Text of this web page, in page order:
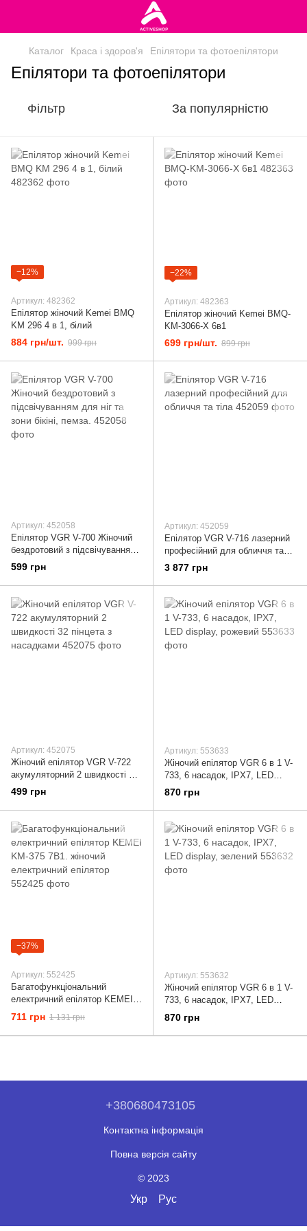
Каталог Краса і здоров'я Епілятори та фотоепілятори
Епілятори та фотоепілятори
Фільтр За популярністю
−12%
Артикул: 482362
Епілятор жіночий Kemei BMQ
KM 296 4 в 1, білий
884 грн/шт. 999 грн
−22%
Артикул: 482363
Епілятор жіночий Kemei BMQ-
KM-3066-X 6в1
699 грн/шт. 899 грн
Артикул: 452058
Епілятор VGR V-700 Жіночий
бездротовий з підсвічуванням
для ніг та зони бікіні, пемза.
599 грн
Артикул: 452059
Епілятор VGR V-716 лазерний
професійний для обличчя та
тіла
3 877 грн
Артикул: 452075
Жіночий епілятор VGR V-722
акумуляторний 2 швидкості 32
пінцета з насадками
499 грн
Артикул: 553633
Жіночий епілятор VGR 6 в 1 V-
733, 6 насадок, IPX7, LED
display, рожевий
870 грн
−37%
Артикул: 552425
Багатофункціональний
електричний епілятор KEMEI
KM-375 7В1. жіночий
електричний епілятор
711 грн 1 131 грн
Артикул: 553632
Жіночий епілятор VGR 6 в 1 V-
733, 6 насадок, IPX7, LED
display, зелений
870 грн
+380680473105
Контактна інформація
Повна версія сайту
© 2023
Укр Рус